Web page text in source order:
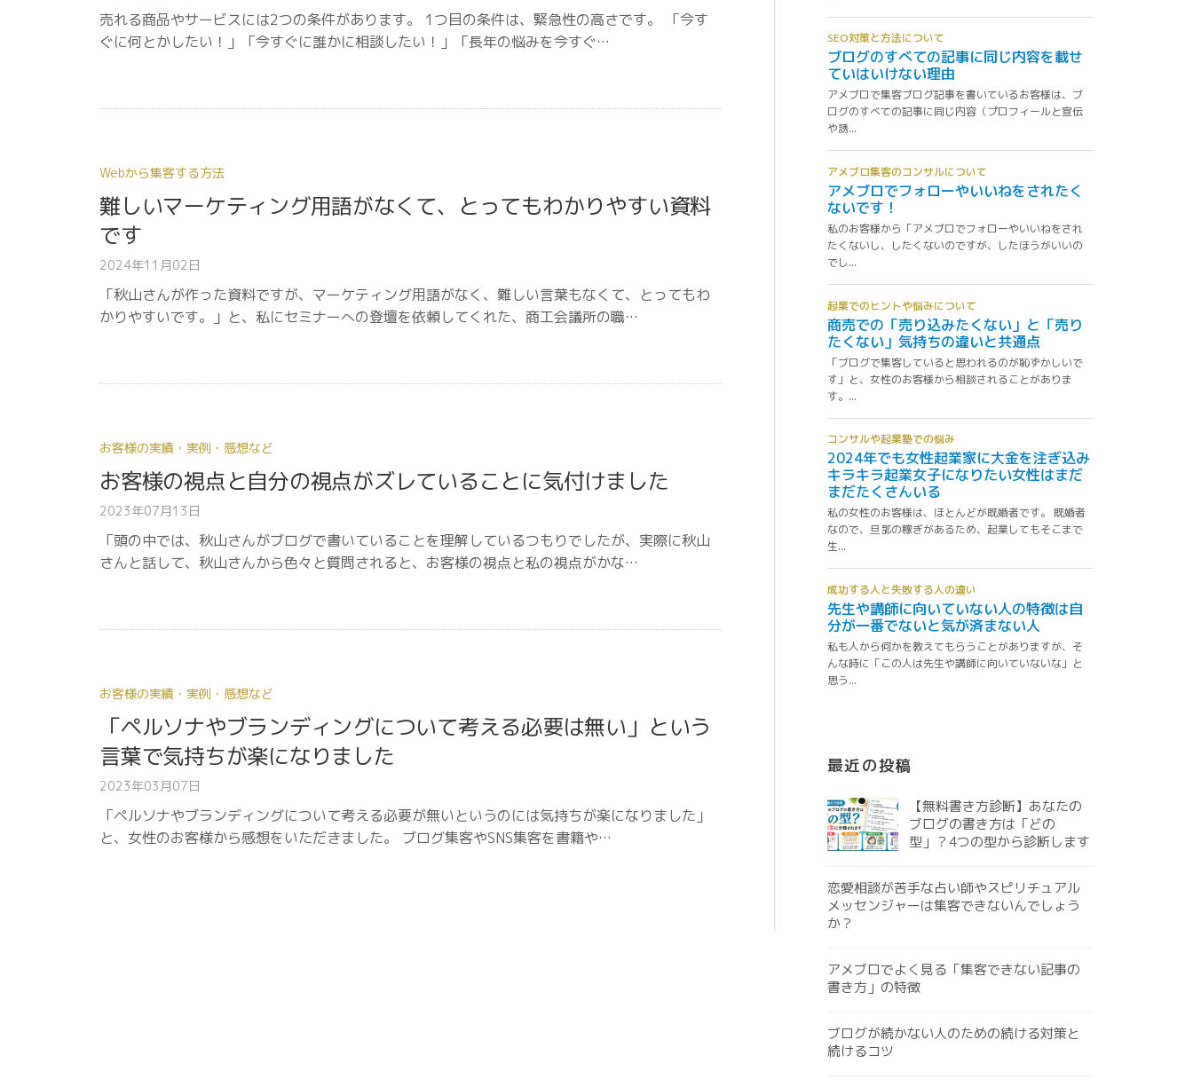
売れる商品やサービスには2つの条件があります。 1つ目の条件は、緊急性の高さです。 「今す
ぐに何とかしたい！」「今すぐに誰かに相談したい！」「長年の悩みを今すぐ…
Webから集客する方法
難しいマーケティング用語がなくて、とってもわかりやすい資料
です
2024年11月02日
「秋山さんが作った資料ですが、マーケティング用語がなく、難しい言葉もなくて、とってもわ
かりやすいです。」と、私にセミナーへの登壇を依頼してくれた、商工会議所の職…
お客様の実績・実例・感想など
お客様の視点と自分の視点がズレていることに気付けました
2023年07月13日
「頭の中では、秋山さんがブログで書いていることを理解しているつもりでしたが、実際に秋山
さんと話して、秋山さんから色々と質問されると、お客様の視点と私の視点がかな…
お客様の実績・実例・感想など
「ペルソナやブランディングについて考える必要は無い」という
言葉で気持ちが楽になりました
2023年03月07日
「ペルソナやブランディングについて考える必要が無いというのには気持ちが楽になりました」
と、女性のお客様から感想をいただきました。 ブログ集客やSNS集客を書籍や…
最近の投稿
【無料書き方診断】あなたの
ブログの書き方は「どの
型」？4つの型から診断します
恋愛相談が苦手な占い師やスピリチュアル
メッセンジャーは集客できないんでしょう
か？
アメブロでよく見る「集客できない記事の
書き方」の特徴
ブログが続かない人のための続ける対策と
続けるコツ